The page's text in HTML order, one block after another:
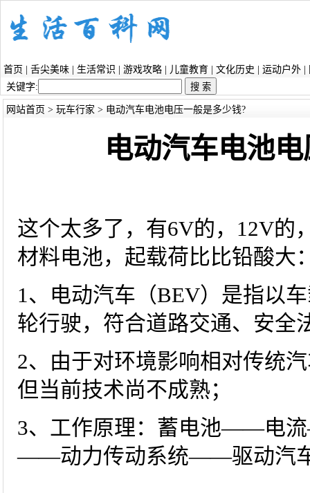
首页 舌尖美味 生活常识 游戏攻略 儿童教育 文化历史 运动户外
关键字:
网站首页 > 玩车行家 > 电动汽车电池电压一般是多少钱?
电动汽车电池
这个太多了，有6V的，12V的
材料电池，起载荷比比铅酸大
1、电动汽车（BEV）是指以
轮行驶，符合道路交通、安全
2、由于对环境影响相对传统
但当前技术尚不成熟；
3、工作原理：蓄电池——电
——动力传动系统——驱动汽车